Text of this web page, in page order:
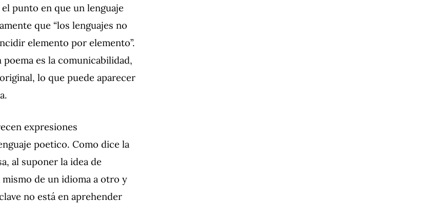
punto en que un lenguaje
que “los lenguajes no
elemento por elemento”.
es la comunicabilidad,
lo que puede aparecer
expresiones
poetico. Como dice la
al suponer la idea de
de un idioma a otro y
no está en aprehender